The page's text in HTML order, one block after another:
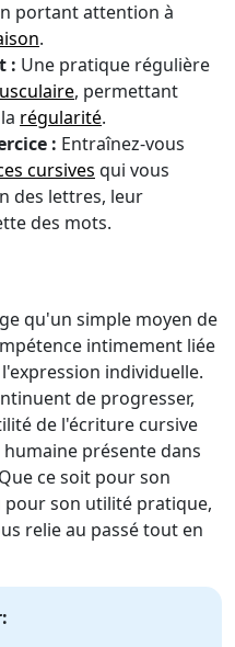
portant attention à
.
: Une pratique régulière
, permettant
régularité.
: Entraînez-vous
cursives qui vous
des lettres, leur
des mots.
qu'un simple moyen de
intimement liée
individuelle.
de progresser,
de l'écriture cursive
présente dans
ce soit pour son
son utilité pratique,
relie au passé tout en